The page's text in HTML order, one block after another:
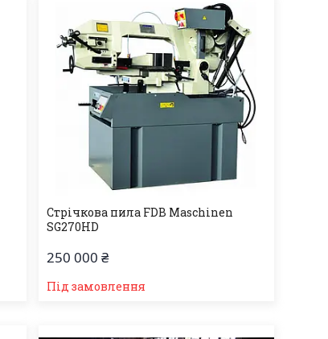
Стрічкова пила FDB Maschinen
SG270HD
250 000 ₴
Під замовлення